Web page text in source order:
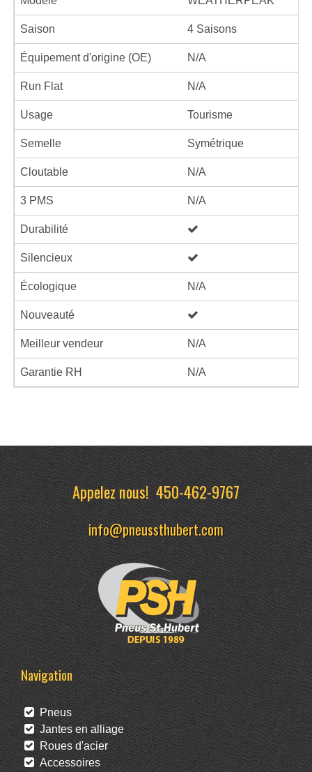
Saison 4 Saisons
Équipement d'origine (OE) N/A
Run Flat N/A
Usage Tourisme
Semelle Symétrique
Cloutable N/A
3 PMS N/A
Durabilité
Silencieux
Écologique N/A
Nouveauté
Meilleur vendeur N/A
Garantie RH N/A
Appelez nous!450-462-9767
info@pneussthubert.com
Navigation
Pneus
Jantes en alliage
Roues d'acier
Accessoires